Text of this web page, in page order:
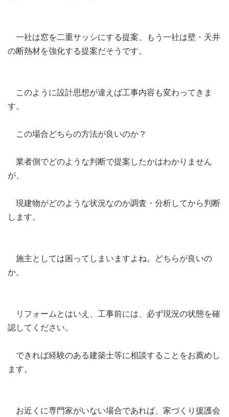
一社は窓を二重サッシにする提案、もう一社は壁・天井
の断熱材を強化する提案だそうです。
このように設計思想が違えば工事内容も変わってきま
す。
この場合どちらの方法が良いのか？
業者側でどのような判断で提案したかはわかりません
が、
現建物がどのような状況なのか調査・分析してから判断
します。
施主としては困ってしまいますよね。どちらが良いの
か。
リフォームとはいえ、工事前には、必ず現況の状態を確
認してください。
できれば経験のある建築士等に相談することをお薦めし
ます。
お近くに専門家がいない場合であれば、家づくり援護会